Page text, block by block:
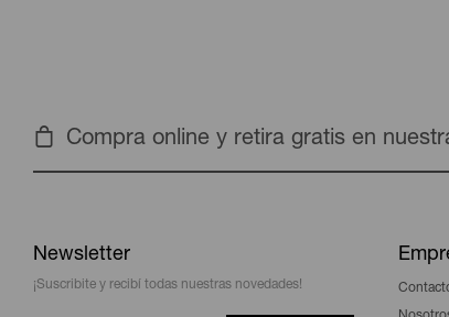
Compra online y retira gratis en
Newsletter
¡Suscribite y recibí todas nuestras novedades!